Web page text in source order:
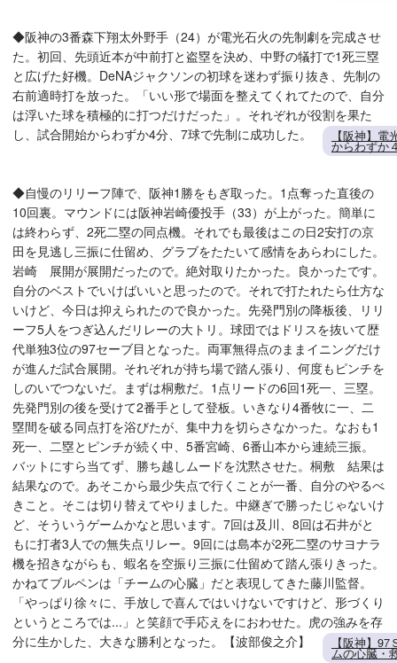
◆阪神の3番森下翔太外野手（24）が電光石火の先制劇を完成させ
た。初回、先頭近本が中前打と盗塁を決め、中野の犠打で1死三塁
と広げた好機。DeNAジャクソンの初球を迷わず振り抜き、先制の
右前適時打を放った。「いい形で場面を整えてくれてたので、自分
は浮いた球を積極的に打つだけだった」。それぞれが役割を果た
し、試合開始からわずか4分、7球で先制に成功した。
【阪神】
からわずか
◆自慢のリリーフ陣で、阪神1勝をもぎ取った。1点奪った直後の
10回裏。マウンドには阪神岩崎優投手（33）が上がった。簡単に
は終わらず、2死二塁の同点機。それでも最後はこの日2安打の京
田を見逃し三振に仕留め、グラブをたたいて感情をあらわにした。
岩崎 展開が展開だったので。絶対取りたかった。良かったです。
自分のベストでいけばいいと思ったので。それで打たれたら仕方な
いけど、今日は抑えられたので良かった。先発門別の降板後、リリ
ーフ5人をつぎ込んだリレーの大トリ。球団ではドリスを抜いて歴
代単独3位の97セーブ目となった。両軍無得点のままイニングだけ
が進んだ試合展開。それぞれが持ち場で踏ん張り、何度もピンチを
しのいでつないだ。まずは桐敷だ。1点リードの6回1死一、三塁。
先発門別の後を受けて2番手として登板。いきなり4番牧に一、二
塁間を破る同点打を浴びたが、集中力を切らさなかった。なおも1
死一、二塁とピンチが続く中、5番宮崎、6番山本から連続三振。
バットにすら当てず、勝ち越しムードを沈黙させた。桐敷 結果は
結果なので。あそこから最少失点で行くことが一番、自分のやるべ
きこと。そこは切り替えてやりました。中継ぎで勝ったじゃないけ
ど、そういうゲームかなと思います。7回は及川、8回は石井がと
もに打者3人での無失点リレー。9回には島本が2死二塁のサヨナラ
機を招きながらも、蝦名を空振り三振に仕留めて踏ん張りきった。
かねてブルペンは「チームの心臓」だと表現してきた藤川監督。
「やっぱり徐々に、手放しで喜んではいけないですけど、形づくり
というところでは...」と笑顔で手応えをにおわせた。虎の強みを存
分に生かした、大きな勝利となった。【波部俊之介】
【阪神】
ムの心臓・